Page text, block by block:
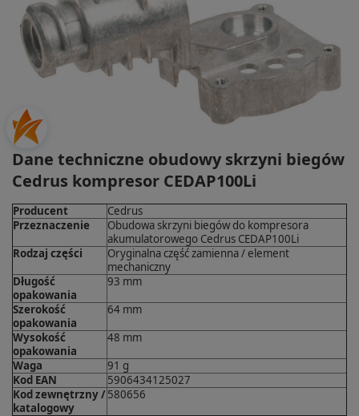
Dane techniczne obudowy skrzyni biegów
Cedrus kompresor CEDAP100Li
Producent
Cedrus
Przeznaczenie
Obudowa skrzyni biegów do kompresora
akumulatorowego Cedrus CEDAP100Li
Rodzaj części
Oryginalna część zamienna / element
mechaniczny
Długość
opakowania
93 mm
Szerokość
opakowania
64 mm
Wysokość
opakowania
48 mm
Waga
91 g
Kod EAN
5906434125027
Kod zewnętrzny /
katalogowy
580656